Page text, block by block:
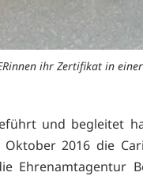
ihr Zertifikat in
und begleitet
2016 die
Ehrenamtagentur